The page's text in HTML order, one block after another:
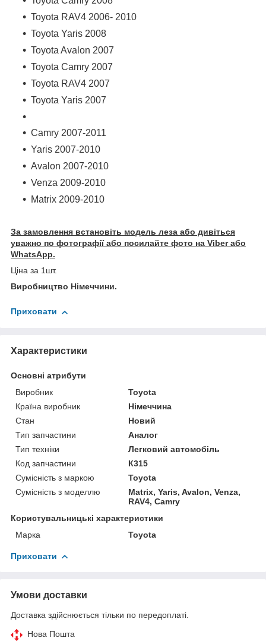
Toyota RAV4 2006- 2010
Toyota Yaris 2008
Toyota Avalon 2007
Toyota Camry 2007
Toyota RAV4 2007
Toyota Yaris 2007
Camry 2007-2011
Yaris 2007-2010
Avalon 2007-2010
Venza 2009-2010
Matrix 2009-2010
За замовлення встановіть модель леза або дивіться
уважно по фотографії або посилайте фото на Viber або
WhatsApp.
Ціна за 1шт.
Виробництво Німеччини.
Приховати
Характеристики
Основні атрибути
Виробник
Toyota
Країна виробник
Німеччина
Стан
Новий
Тип запчастини
Аналог
Тип техніки
Легковий автомобіль
Код запчастини
К315
Сумісність з маркою
Toyota
Сумісність з моделлю
Matrix, Yaris, Avalon, Venza,
RAV4, Camry
Користувальницькі характеристики
Марка
Toyota
Приховати
Умови доставки
Доставка здійснюється тільки по передоплаті.
Нова Пошта